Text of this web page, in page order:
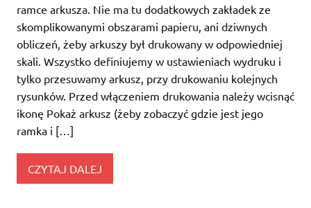
ramce arkusza. Nie ma tu dodatkowych zakładek ze
skomplikowanymi obszarami papieru, ani dziwnych
obliczeń, żeby arkuszy był drukowany w odpowiedniej
skali. Wszystko definiujemy w ustawieniach wydruku i
tylko przesuwamy arkusz, przy drukowaniu kolejnych
rysunków. Przed włączeniem drukowania należy wcisnąć
ikonę Pokaż arkusz (żeby zobaczyć gdzie jest jego
ramka i […]
CZYTAJ DALEJ